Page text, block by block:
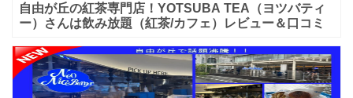
自由が丘の紅茶専門店！YOTSUBA TEA（ヨツバティ
ー）さんは飲み放題（紅茶/カフェ）レビュー＆口コミ